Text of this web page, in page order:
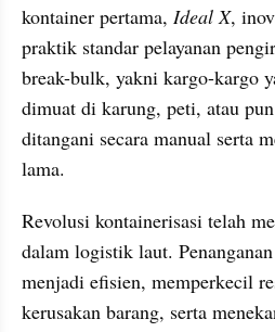
kontainer pertama, Ideal X,
praktik standar pelayanan
break-bulk, yakni kargo-kargo
dimuat di karung, peti, atau
ditangani secara manual serta
lama.
Revolusi kontainerisasi telah
dalam logistik laut.
menjadi efisien, memperkecil
kerusakan barang, serta